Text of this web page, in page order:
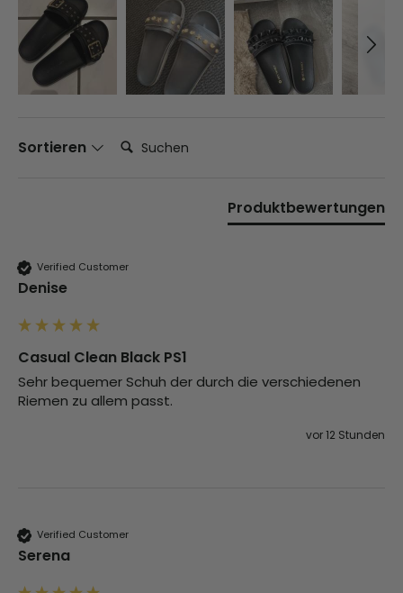
Sortieren Suchen:
Produktbewertungen
Verified Customer
Denise
Casual Clean Black PS1
Sehr bequemer Schuh der durch die verschiedenen
Riemen zu allem passt.
vor 12 Stunden
Verified Customer
Serena